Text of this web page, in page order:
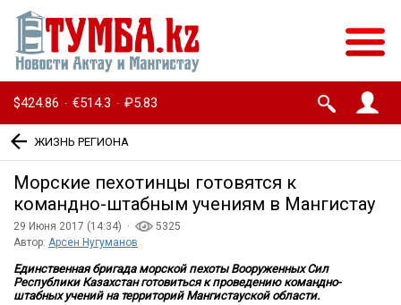
$424.86 · €514.3 · ₽5.83
ЖИЗНЬ РЕГИОНА
Морские пехотинцы готовятся к
командно-штабным учениям в Мангистау
29 Июня 2017 (14:34) ·
5325
Автор: Арсен Нугуманов
Единственная бригада морской пехоты Вооруженных Сил
Республики Казахстан готовиться к проведению командно-
штабных учений на территорий Мангистауской области.